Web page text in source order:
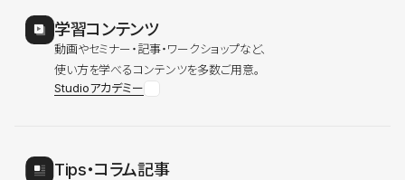
学習コンテンツ
動画やセミナー・記事・ワークショップなど、
使い方を学べるコンテンツを多数ご用意。
Studioアカデミー
Tips・コラム記事